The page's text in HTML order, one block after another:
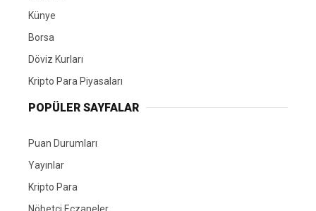
Künye
Borsa
Döviz Kurları
Kripto Para Piyasaları
POPÜLER SAYFALAR
Puan Durumları
Yayınlar
Kripto Para
Nöbetçi Eczaneler